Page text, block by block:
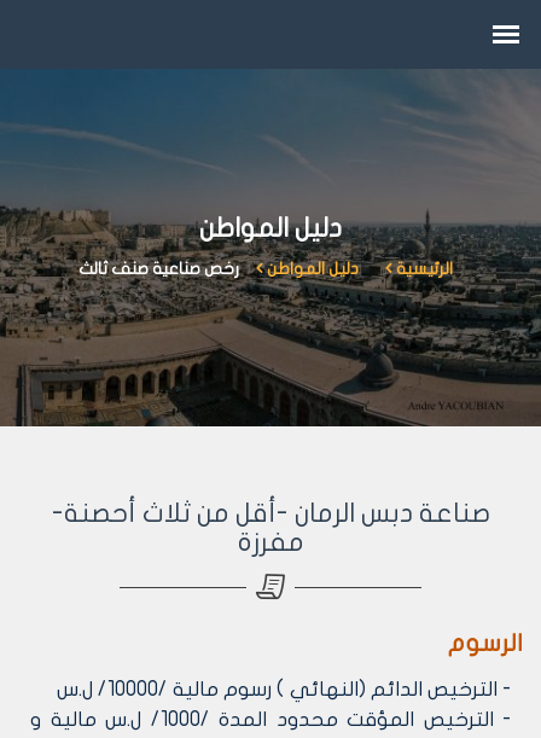
دليل المواطن
الرئيسية دليل المواطن رخص صناعية صنف ثالث
صناعة دبس الرمان -أقل من ثلاث أحصنة-
مفرزة
الرسوم
- الترخيص الدائم (النهائي ) رسوم مالية /10000/ ل.س
- الترخيص المؤقت محدود المدة /1000/ ل.س مالية و